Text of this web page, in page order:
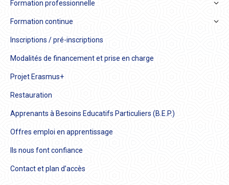
Formation professionnelle
Formation continue
Inscriptions / pré-inscriptions
Modalités de financement et prise en charge
Projet Erasmus+
Restauration
Apprenants à Besoins Educatifs Particuliers (B.E.P.)
Offres emploi en apprentissage
Ils nous font confiance
Contact et plan d’accès